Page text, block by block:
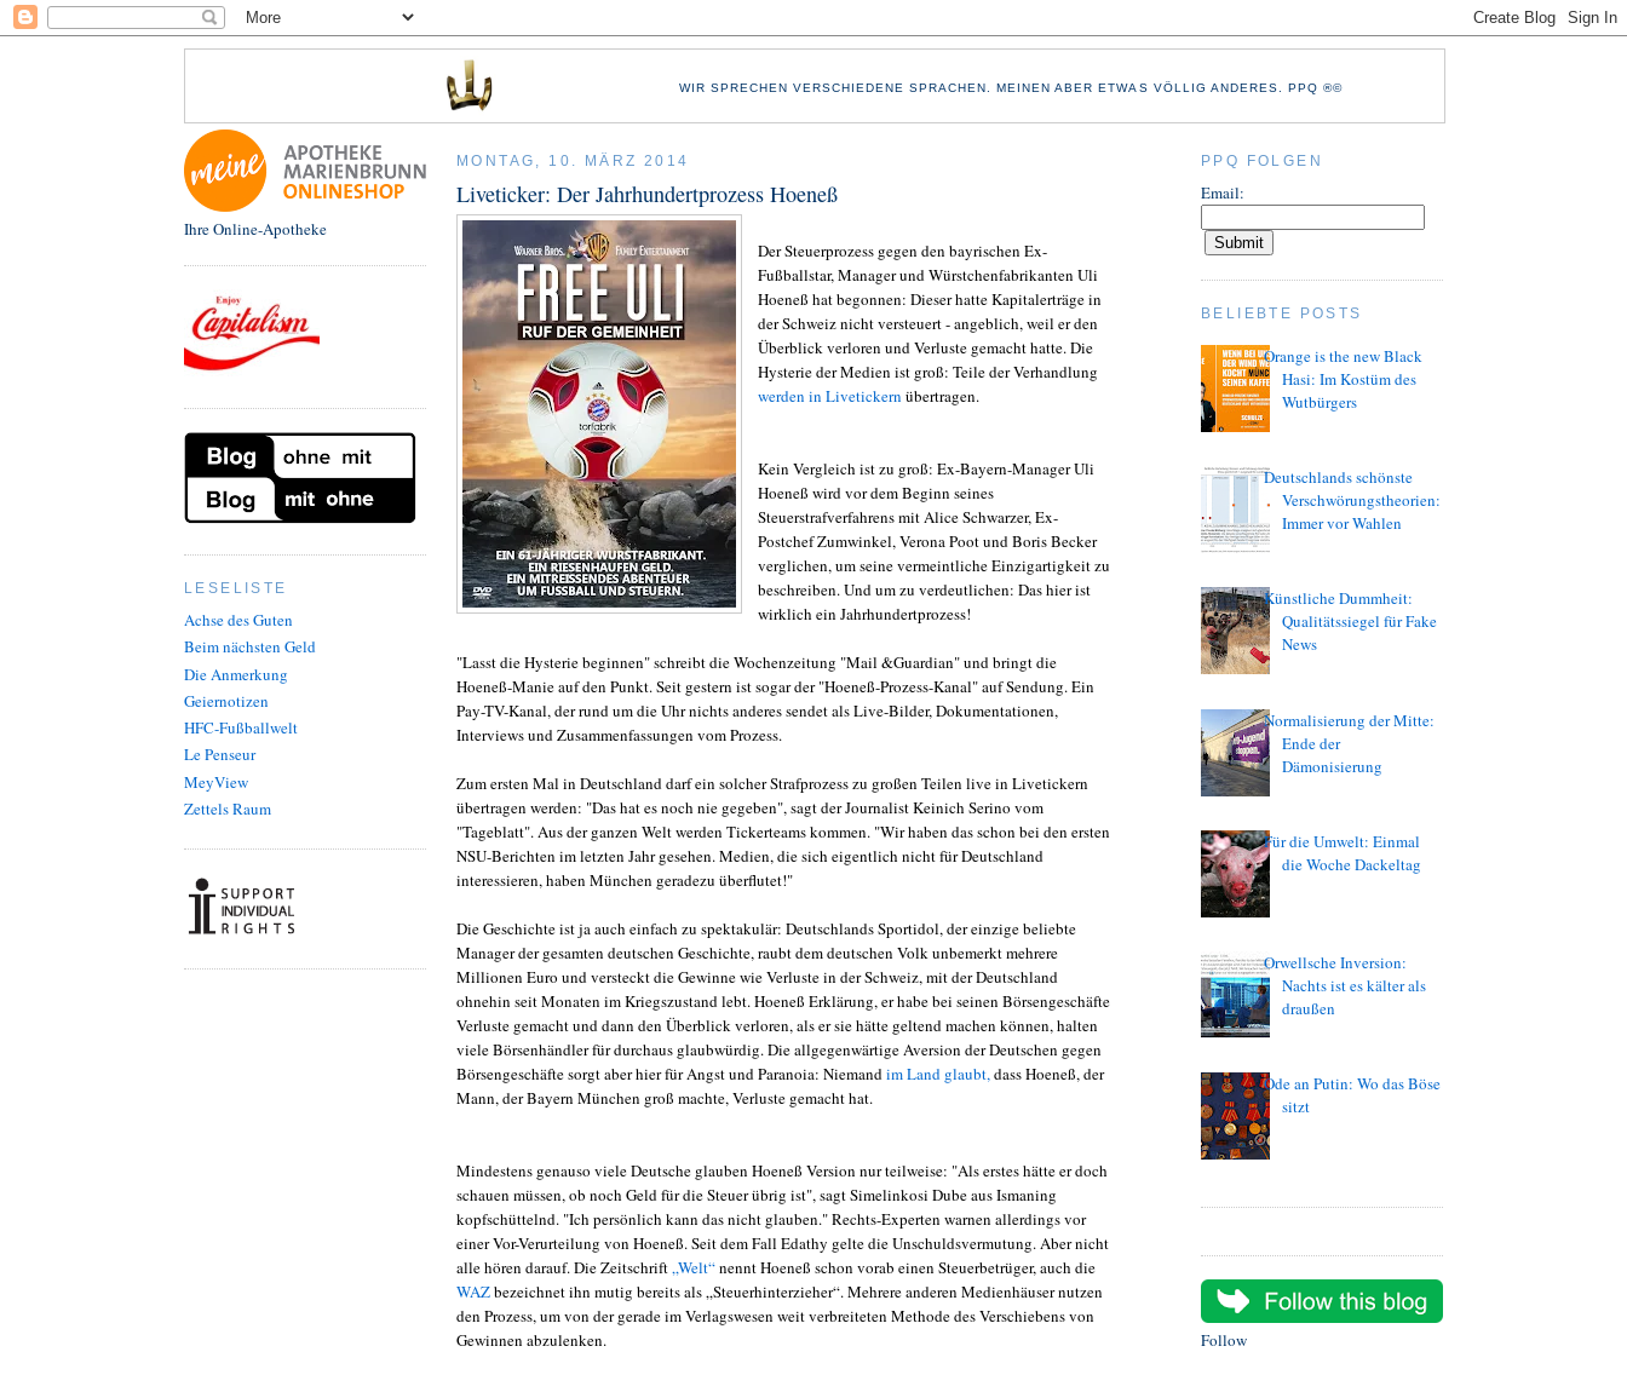
WIR SPRECHEN VERSCHIEDENE SPRACHEN. MEINEN ABER ETWAS VÖLLIG ANDERES. PPQ ®©
Ihre Online-Apotheke
LESELISTE
Achse des Guten
Beim nächsten Geld
Die Anmerkung
Geiernotizen
HFC-Fußballwelt
Le Penseur
MeyView
Zettels Raum
MONTAG, 10. MÄRZ 2014
Liveticker: Der Jahrhundertprozess Hoeneß
Der Steuerprozess gegen den bayrischen Ex-
Fußballstar, Manager und Würstchenfabrikanten Uli
Hoeneß hat begonnen: Dieser hatte Kapitalerträge in
der Schweiz nicht versteuert - angeblich, weil er den
Überblick verloren und Verluste gemacht hatte. Die
Hysterie der Medien ist groß: Teile der Verhandlung
werden in Livetickern übertragen.
Kein Vergleich ist zu groß: Ex-Bayern-Manager Uli
Hoeneß wird vor dem Beginn seines
Steuerstrafverfahrens mit Alice Schwarzer, Ex-
Postchef Zumwinkel, Verona Poot und Boris Becker
verglichen, um seine vermeintliche Einzigartigkeit zu
beschreiben. Und um zu verdeutlichen: Das hier ist
wirklich ein Jahrhundertprozess!
"Lasst die Hysterie beginnen" schreibt die Wochenzeitung "Mail &Guardian" und bringt die
Hoeneß-Manie auf den Punkt. Seit gestern ist sogar der "Hoeneß-Prozess-Kanal" auf Sendung. Ein
Pay-TV-Kanal, der rund um die Uhr nichts anderes sendet als Live-Bilder, Dokumentationen,
Interviews und Zusammenfassungen vom Prozess.
Zum ersten Mal in Deutschland darf ein solcher Strafprozess zu großen Teilen live in Livetickern
übertragen werden: "Das hat es noch nie gegeben", sagt der Journalist Keinich Serino vom
"Tageblatt". Aus der ganzen Welt werden Tickerteams kommen. "Wir haben das schon bei den ersten
NSU-Berichten im letzten Jahr gesehen. Medien, die sich eigentlich nicht für Deutschland
interessieren, haben München geradezu überflutet!"
Die Geschichte ist ja auch einfach zu spektakulär: Deutschlands Sportidol, der einzige beliebte
Manager der gesamten deutschen Geschichte, raubt dem deutschen Volk unbemerkt mehrere
Millionen Euro und versteckt die Gewinne wie Verluste in der Schweiz, mit der Deutschland
ohnehin seit Monaten im Kriegszustand lebt. Hoeneß Erklärung, er habe bei seinen Börsengeschäfte
Verluste gemacht und dann den Überblick verloren, als er sie hätte geltend machen können, halten
viele Börsenhändler für durchaus glaubwürdig. Die allgegenwärtige Aversion der Deutschen gegen
Börsengeschäfte sorgt aber hier für Angst und Paranoia: Niemand im Land glaubt, dass Hoeneß, der
Mann, der Bayern München groß machte, Verluste gemacht hat.
Mindestens genauso viele Deutsche glauben Hoeneß Version nur teilweise: "Als erstes hätte er doch
schauen müssen, ob noch Geld für die Steuer übrig ist", sagt Simelinkosi Dube aus Ismaning
kopfschüttelnd. "Ich persönlich kann das nicht glauben." Rechts-Experten warnen allerdings vor
einer Vor-Verurteilung von Hoeneß. Seit dem Fall Edathy gelte die Unschuldsvermutung. Aber nicht
alle hören darauf. Die Zeitschrift „Welt“nennt Hoeneß schon vorab einen Steuerbetrüger, auch die
WAZbezeichnet ihn mutig bereits als „Steuerhinterzieher“. Mehrere anderen Medienhäuser nutzen
den Prozess, um von der gerade im Verlagswesen weit verbreiteten Methode des Verschiebens von
Gewinnen abzulenken.
PPQ FOLGEN
Email:
BELIEBTE POSTS
Orange is the new Black
Hasi: Im Kostüm des
Wutbürgers
Deutschlands schönste
Verschwörungstheorien:
Immer vor Wahlen
Künstliche Dummheit:
Qualitätssiegel für Fake
News
Normalisierung der Mitte:
Ende der
Dämonisierung
Für die Umwelt: Einmal
die Woche Dackeltag
Orwellsche Inversion:
Nachts ist es kälter als
draußen
Ode an Putin: Wo das Böse
sitzt
Follow